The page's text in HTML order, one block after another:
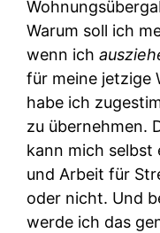
Warum soll ich
wenn ich
für meine jetzige
habe ich
zu übernehmen.
kann mich selbst
und Arbeit für
oder nicht. Und
werde ich das